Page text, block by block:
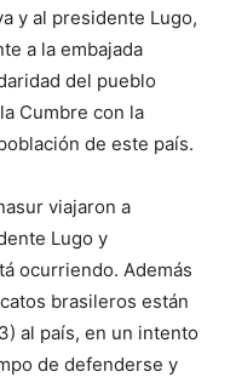
y al presidente Lugo,
a la embajada
del pueblo
Cumbre con la
de este país.
viajaron a
Lugo y
ocurriendo. Además
brasileros están
al país, en un intento
de defenderse y